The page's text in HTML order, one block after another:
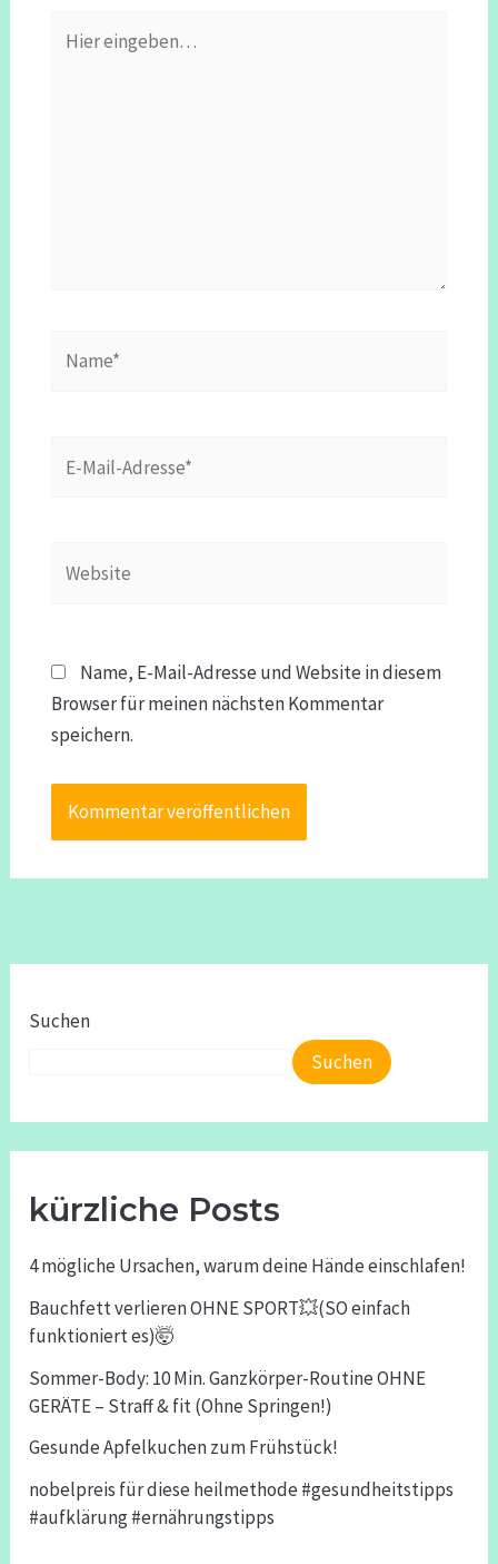
eingeben…
Mail-
Name, E-Mail-Adresse und Website in diesem
Browser für meinen nächsten Kommentar
speichern.
Suchen
Suchen
kürzliche Posts
4 mögliche Ursachen, warum deine Hände einschlafen!
Bauchfett verlieren OHNE SPORT💥(SO einfach
funktioniert es)🤯
Sommer-Body: 10 Min. Ganzkörper-Routine OHNE
GERÄTE – Straff & fit (Ohne Springen!)
Gesunde Apfelkuchen zum Frühstück!
nobelpreis für diese heilmethode #gesundheitstipps
#aufklärung #ernährungstipps